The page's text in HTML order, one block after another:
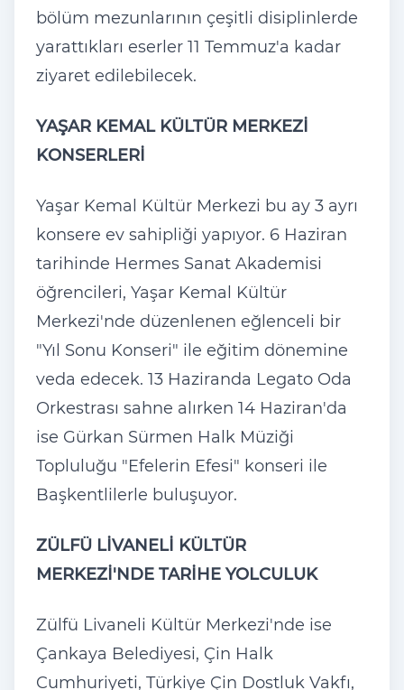
bölüm mezunlarının çeşitli disiplinlerde
yarattıkları eserler 11 Temmuz'a kadar
ziyaret edilebilecek.
YAŞAR KEMAL KÜLTÜR MERKEZİ
KONSERLERİ
Yaşar Kemal Kültür Merkezi bu ay 3 ayrı
konsere ev sahipliği yapıyor. 6 Haziran
tarihinde Hermes Sanat Akademisi
öğrencileri, Yaşar Kemal Kültür
Merkezi'nde düzenlenen eğlenceli bir
"Yıl Sonu Konseri" ile eğitim dönemine
veda edecek. 13 Haziranda Legato Oda
Orkestrası sahne alırken 14 Haziran'da
ise Gürkan Sürmen Halk Müziği
Topluluğu "Efelerin Efesi" konseri ile
Başkentlilerle buluşuyor.
ZÜLFÜ LİVANELİ KÜLTÜR
MERKEZİ'NDE TARİHE YOLCULUK
Zülfü Livaneli Kültür Merkezi'nde ise
Çankaya Belediyesi, Çin Halk
Cumhuriyeti, Türkiye Çin Dostluk Vakfı,